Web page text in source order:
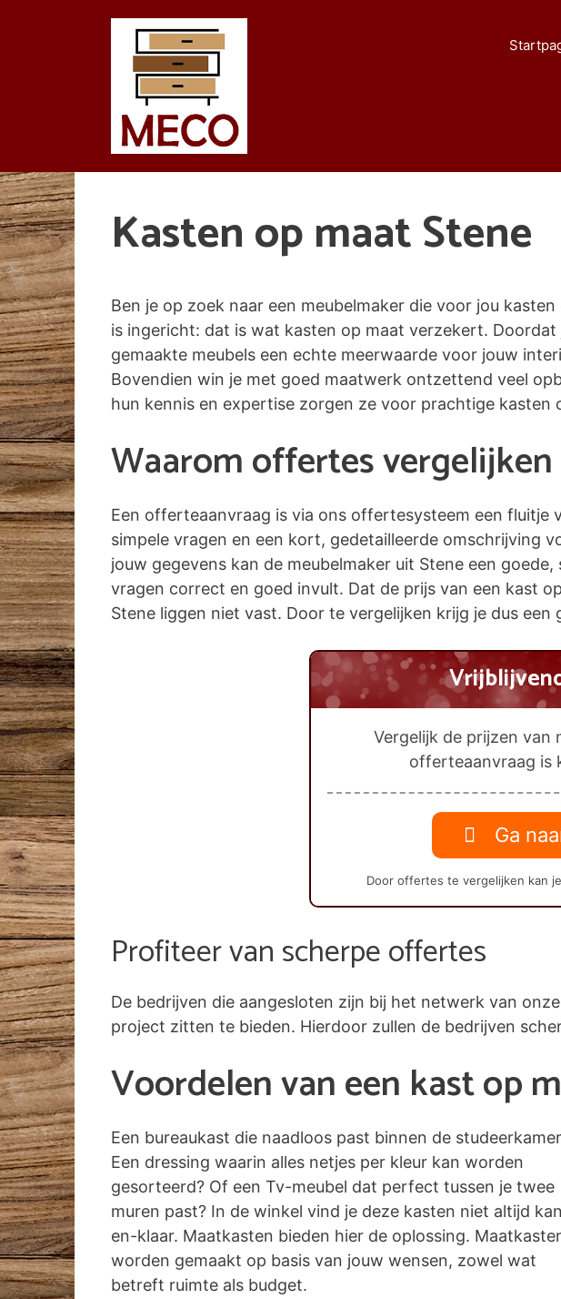
Kasten op maat Stene
Ben je op zoek naar een meubelmaker die voor jou
is ingericht: dat is wat kasten op maat verzekert.
gemaakte meubels een echte meerwaarde voor jouw
Bovendien win je met goed maatwerk ontzettend veel
hun kennis en expertise zorgen ze voor prachtige kasten
Waarom offertes vergelijken
Een offerteaanvraag is via ons offertesysteem een
simpele vragen en een kort, gedetailleerde omschrijving
jouw gegevens kan de meubelmaker uit Stene een
vragen correct en goed invult. Dat de prijs van een kast
Stene liggen niet vast. Door te vergelijken krijg je dus
Vergelijk de prijzen van
offerteaanvraag is
Ga
Door offertes te vergelijken kan
Profiteer van scherpe offertes
De bedrijven die aangesloten zijn bij het netwerk van
project zitten te bieden. Hierdoor zullen de bedrijven
Voordelen van een kast op
Een bureaukast die naadloos past binnen de
Een dressing waarin alles netjes per kleur kan worden
gesorteerd? Of een Tv-meubel dat perfect tussen je twee
muren past? In de winkel vind je deze kasten niet altijd
en-klaar. Maatkasten bieden hier de oplossing.
worden gemaakt op basis van jouw wensen, zowel wat
betreft ruimte als budget.